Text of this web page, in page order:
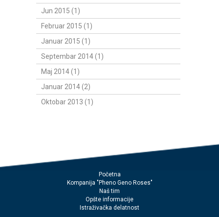
Jun 2015 (1)
Februar 2015 (1)
Januar 2015 (1)
Septembar 2014 (1)
Maj 2014 (1)
Januar 2014 (2)
Oktobar 2013 (1)
Početna
Kompanija "Pheno Geno Roses"
Naš tim
Opšte informacije
Istraživačka delatnost